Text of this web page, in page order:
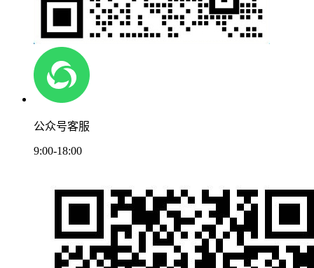
公众号客服
9:00-18:00